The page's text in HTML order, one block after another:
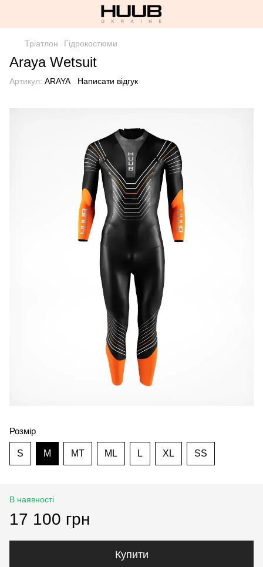
Тріатлон Гідрокостюми
Araya Wetsuit
Артикул: ARAYA Написати відгук
Розмір
S M MT ML L XL SS
В наявності
17 100 грн
Купити